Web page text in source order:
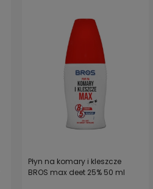
Płyn na komary i kleszcze
BROS max deet 25% 50 ml